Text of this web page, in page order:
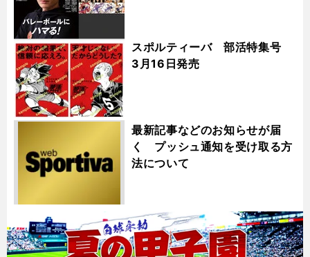
スポルティーバ 部活特集号
3月16日発売
最新記事などのお知らせが届
く プッシュ通知を受け取る方
法について